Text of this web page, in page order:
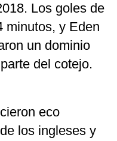
Los goles de
minutos, y Eden
un dominio
del cotejo.
eco
los ingleses y